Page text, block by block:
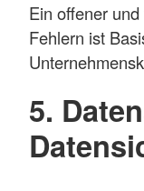
Ein offener
Fehlern ist
5.